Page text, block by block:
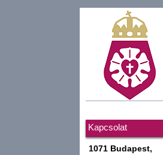
Kapcsolat
1071 Budapest,